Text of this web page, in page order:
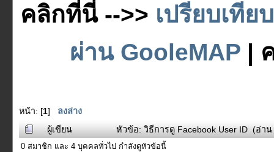
คลิกที่นี่ -->> เปรียบเทีย
ผ่าน GooleMAP |
หน้า: [1] ลงล่าง
ผู้เขียน
หัวข้อ: วิธีการดู Facebook User ID (อ่าน
0 สมาชิก และ 4 บุคคลทั่วไป กำลังดูหัวข้อนี้